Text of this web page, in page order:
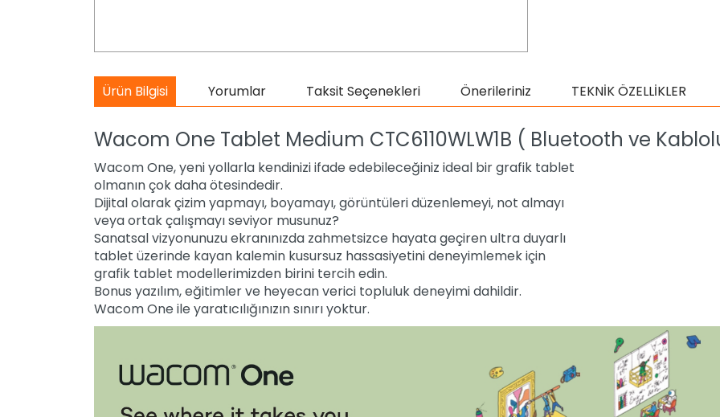
Ürün Bilgisi Yorumlar Taksit Seçenekleri Önerileriniz TEKNİK ÖZELLİKLER
Wacom One Tablet Medium CTC6110WLW1B ( Bluetooth ve
Wacom One, yeni yollarla kendinizi ifade edebileceğiniz ideal bir grafik tablet
olmanın çok daha ötesindedir.
Dijital olarak çizim yapmayı, boyamayı, görüntüleri düzenlemeyi, not almayı
veya ortak çalışmayı seviyor musunuz?
Sanatsal vizyonunuzu ekranınızda zahmetsizce hayata geçiren ultra duyarlı
tablet üzerinde kayan kalemin kusursuz hassasiyetini deneyimlemek için
grafik tablet modellerimizden birini tercih edin.
Bonus yazılım, eğitimler ve heyecan verici topluluk deneyimi dahildir.
Wacom One ile yaratıcılığınızın sınırı yoktur.